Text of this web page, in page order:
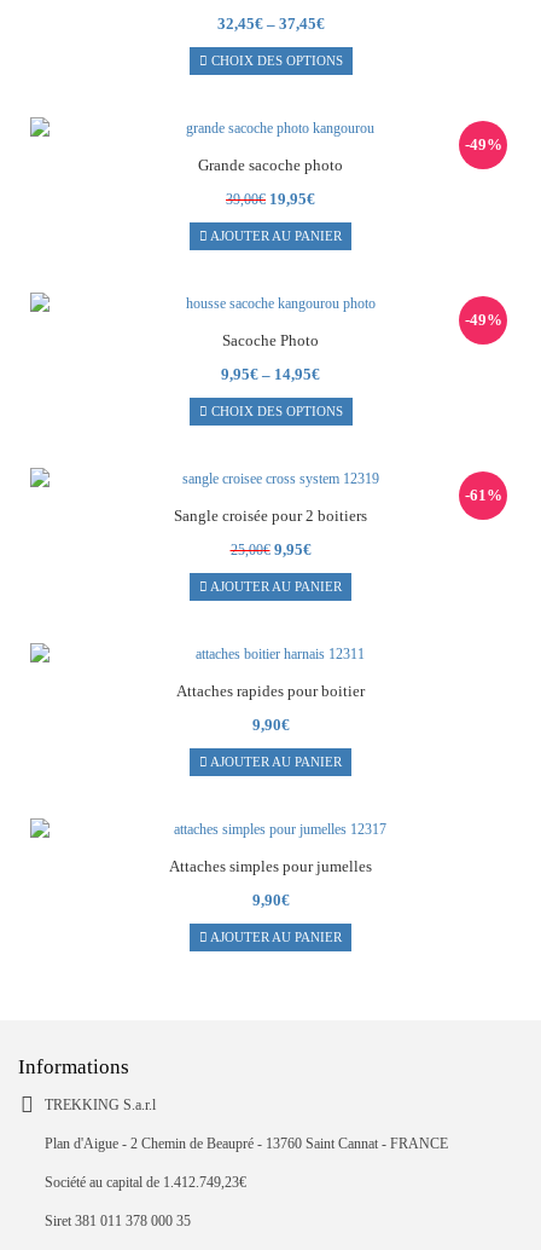
32,45€– 37,45€
CHOIX DES OPTIONS
Grande sacoche photo
39,00€ Le
prix
initial
19,95€Le
prix
actuel
-49%
AJOUTER AU PANIER
Sacoche Photo
9,95€ – 14,95€
-49%
CHOIX DES OPTIONS
Sangle croisée pour 2 boitiers
25,00€ Le
prix
initial
9,95€Le
prix
actuel
-61%
AJOUTER AU PANIER
Attaches rapides pour boitier
9,90€
AJOUTER AU PANIER
Attaches simples pour jumelles
9,90€
AJOUTER AU PANIER
Informations
TREKKING S.a.r.l
Plan d'Aigue - 2 Chemin de Beaupré - 13760 Saint Cannat - FRANCE
Société au capital de 1.412.749,23€
Siret 381 011 378 000 35